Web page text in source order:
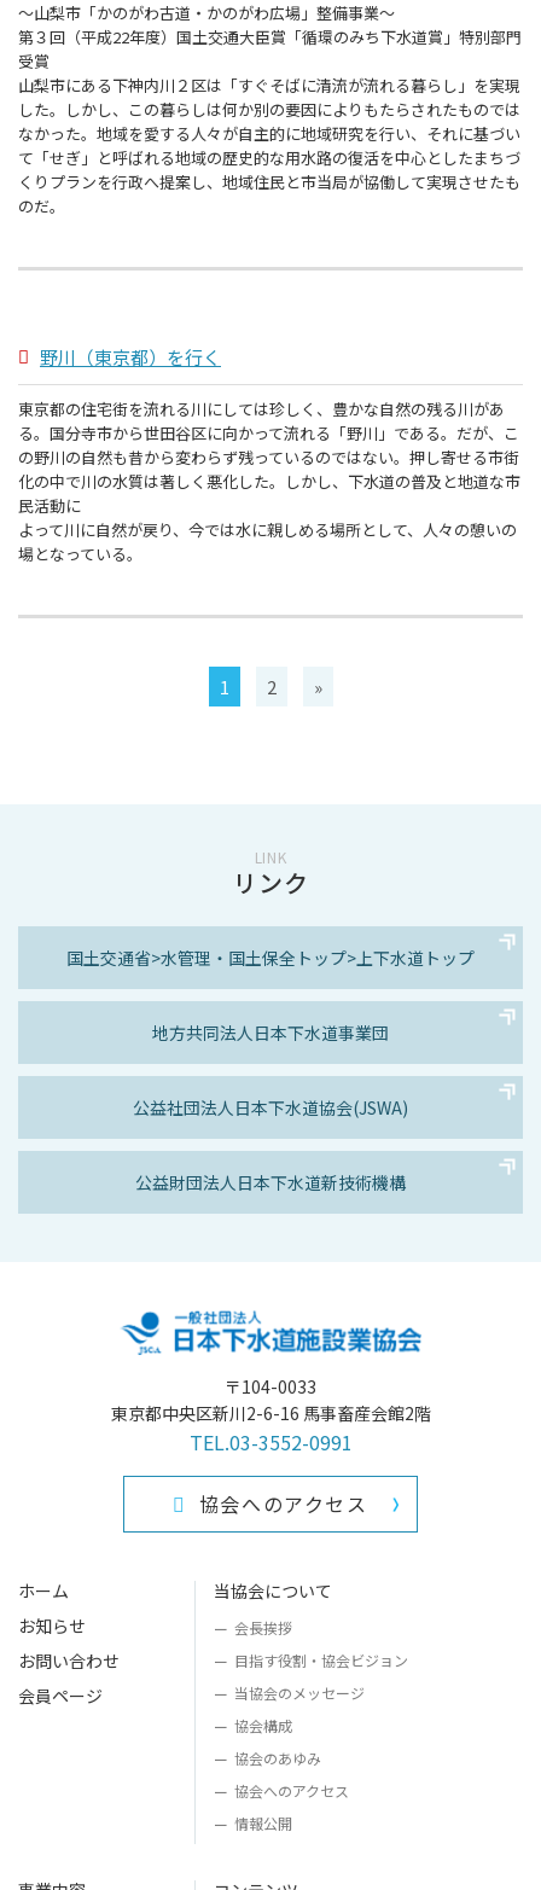
～山梨市「かのがわ古道・かのがわ広場」整備事業～
第３回（平成22年度）国土交通大臣賞「循環のみち下水道賞」特別部門
受賞
山梨市にある下神内川２区は「すぐそばに清流が流れる暮らし」を実現
した。しかし、この暮らしは何か別の要因によりもたらされたものでは
なかった。地域を愛する人々が自主的に地域研究を行い、それに基づい
て「せぎ」と呼ばれる地域の歴史的な用水路の復活を中心としたまちづ
くりプランを行政へ提案し、地域住民と市当局が協働して実現させたも
のだ。
野川（東京都）を行く
東京都の住宅街を流れる川にしては珍しく、豊かな自然の残る川があ
る。国分寺市から世田谷区に向かって流れる「野川」である。だが、こ
の野川の自然も昔から変わらず残っているのではない。押し寄せる市街
化の中で川の水質は著しく悪化した。しかし、下水道の普及と地道な市
民活動に
よって川に自然が戻り、今では水に親しめる場所として、人々の憩いの
場となっている。
1 2 »
LINK
リンク
国土交通省>水管理・国土保全トップ>上下水道トップ
地方共同法人日本下水道事業団
公益社団法人日本下水道協会(JSWA)
公益財団法人日本下水道新技術機構
〒104-0033
東京都中央区新川2-6-16 馬事畜産会館2階
TEL.03-3552-0991
協会へのアクセス
ホーム
お知らせ
お問い合わせ
会員ページ
当協会について
会長挨拶
目指す役割・協会ビジョン
当協会のメッセージ
協会構成
協会のあゆみ
協会へのアクセス
情報公開